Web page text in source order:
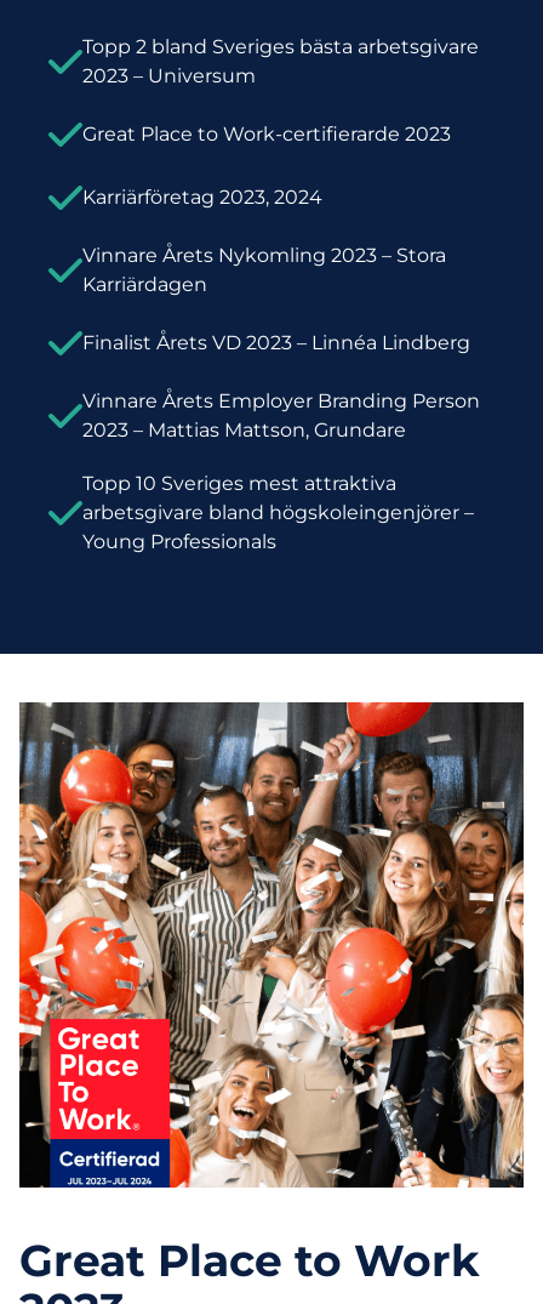
Topp 2 bland Sveriges bästa arbetsgivare
2023 – Universum
Great Place to Work-certifierarde 2023
Karriärföretag 2023, 2024
Vinnare Årets Nykomling 2023 – Stora
Karriärdagen
Finalist Årets VD 2023 – Linnéa Lindberg
Vinnare Årets Employer Branding Person
2023 – Mattias Mattson, Grundare
Topp 10 Sveriges mest attraktiva
arbetsgivare bland högskoleingenjörer –
Young Professionals
Great Place to Work